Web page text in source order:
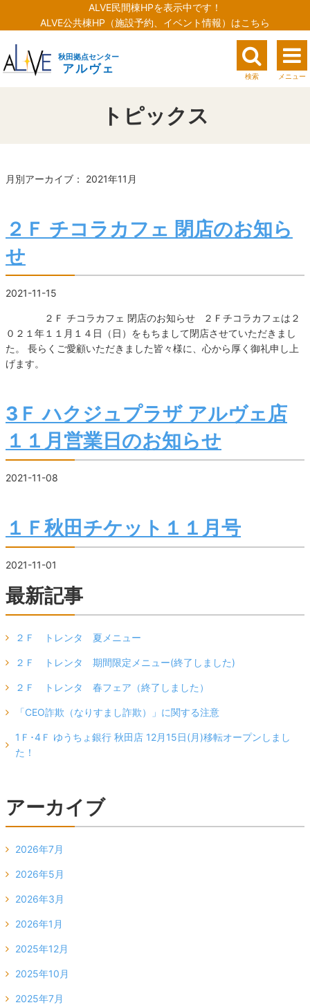
ALVE民間棟HPを表示中です！
ALVE公共棟HP（施設予約、イベント情報）はこちら
秋田拠点センター
アルヴェ
検索 メニュー
トピックス
月別アーカイブ： 2021年11月
２Ｆ チコラカフェ 閉店のお知ら
せ
2021-11-15
２Ｆ チコラカフェ 閉店のお知らせ ２Ｆチコラカフェは２
０２１年１１月１４日（日）をもちまして閉店させていただきまし
た。 長らくご愛顧いただきました皆々様に、心から厚く御礼申し上
げます。
3Ｆ ハクジュプラザ アルヴェ店
１１月営業日のお知らせ
2021-11-08
１Ｆ秋田チケット１１月号
2021-11-01
最新記事
２Ｆ トレンタ 夏メニュー
２Ｆ トレンタ 期間限定メニュー(終了しました)
２Ｆ トレンタ 春フェア（終了しました）
「CEO詐欺（なりすまし詐欺）」に関する注意
1Ｆ･4Ｆ ゆうちょ銀行 秋田店 12月15日(月)移転オープンしまし
た！
アーカイブ
2026年7月
2026年5月
2026年3月
2026年1月
2025年12月
2025年10月
2025年7月